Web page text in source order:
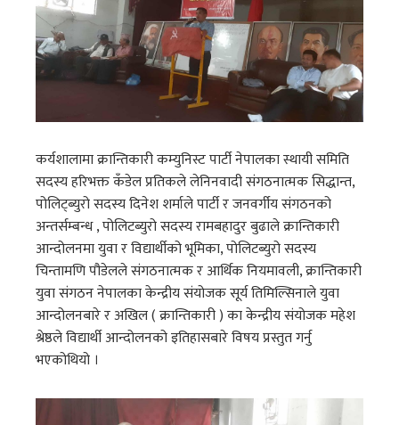
कर्यशालामा क्रान्तिकारी कम्युनिस्ट पार्टी नेपालका स्थायी समिति
सदस्य हरिभक्त कँडेल प्रतिकले लेनिनवादी संगठनात्मक सिद्धान्त,
पोलिट्ब्युरो सदस्य दिनेश शर्माले पार्टी र जनवर्गीय संगठनको
अन्तर्सम्बन्ध , पोलिटब्युरो सदस्य रामबहादुर बुढाले क्रान्तिकारी
आन्दोलनमा युवा र विद्यार्थीको भूमिका, पोलिटब्युरो सदस्य
चिन्तामणि पौडेलले संगठनात्मक र आर्थिक नियमावली, क्रान्तिकारी
युवा संगठन नेपालका केन्द्रीय संयोजक सूर्य तिमिल्सिनाले युवा
आन्दोलनबारे र अखिल ( क्रान्तिकारी ) का केन्द्रीय संयोजक महेश
श्रेष्ठले विद्यार्थी आन्दोलनको इतिहासबारे विषय प्रस्तुत गर्नु
भएकोथियो ।